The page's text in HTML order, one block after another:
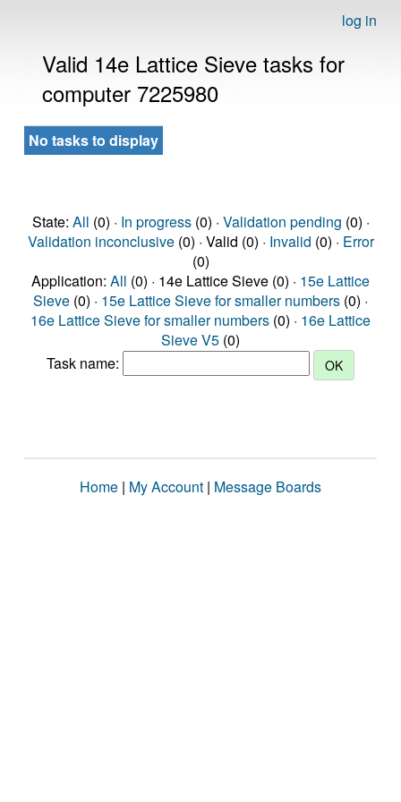
log in
Valid 14e Lattice Sieve tasks for
computer 7225980
No tasks to display
State: All (0) · In progress(0) · Validation pending (0) ·
Validation inconclusive(0) · Valid (0) · Invalid (0) · Error
(0)
Application: All (0) · 14e Lattice Sieve (0) · 15e Lattice
Sieve (0) · 15e Lattice Sieve for smaller numbers (0) ·
16e Lattice Sieve for smaller numbers (0) · 16e Lattice
Sieve V5 (0)
Task name:
Home | My Account | Message Boards